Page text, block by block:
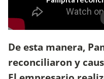
De esta manera,
reconciliaron y